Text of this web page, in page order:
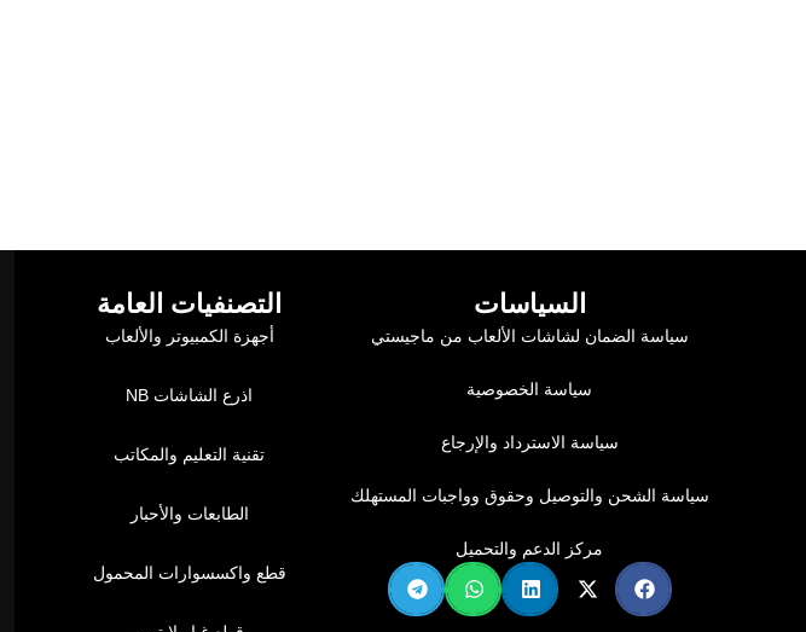
السياسات
سياسة الضمان لشاشات الألعاب من ماجيستي
سياسة الخصوصية
سياسة الاسترداد والإرجاع
سياسة الشحن والتوصيل وحقوق وواجبات المستهلك
مركز الدعم والتحميل
التصنفيات العامة
أجهزة الكمبيوتر والألعاب
اذرع الشاشات NB
تقنية التعليم والمكاتب
الطابعات والأحبار
قطع واكسسوارات المحمول